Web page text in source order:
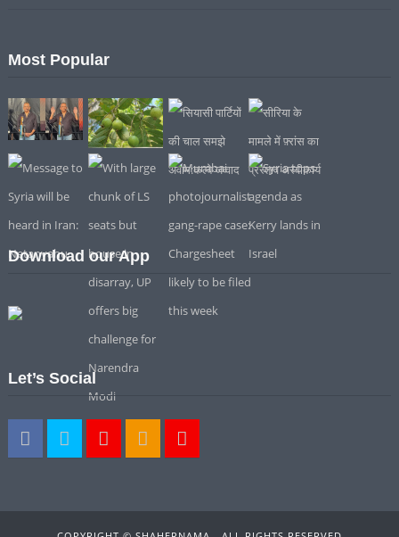
Most Popular
Download our App
Let’s Social